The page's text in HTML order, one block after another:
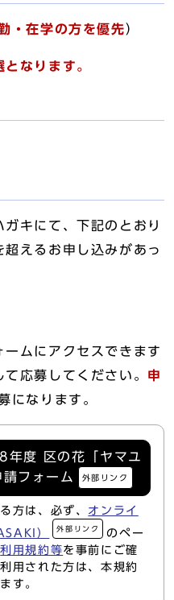
・在学の方を優先）
なります。
キにて、下記のとおり
えるお申し込みがあっ
ムにアクセスできます
応募してください。 申
になります。
年度 区の花「ヤマユ
フォーム
外部リンク
方は、必ず、 オンライ
）
外部リンク
のペー
利用規約等を事前にご確
用された方は、本規約
す。